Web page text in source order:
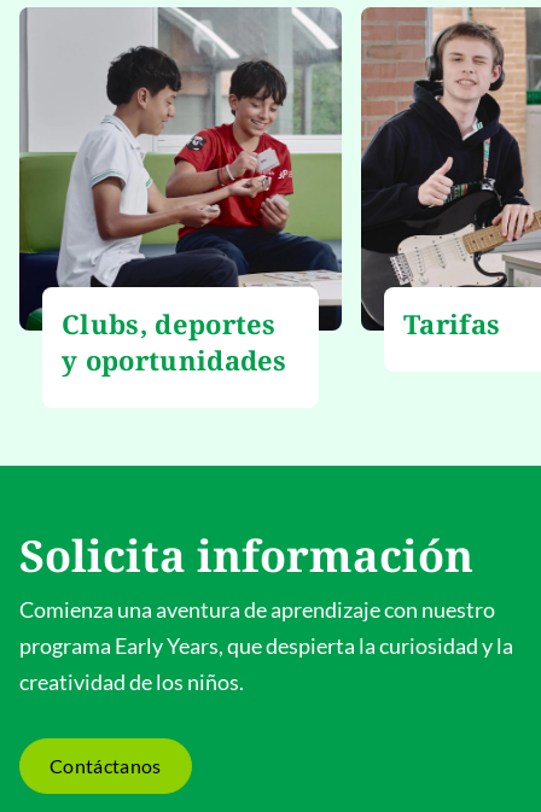
Clubs, deportes
y oportunidades
Tarifas
Solicita información
Comienza una aventura de aprendizaje con nuestro
programa Early Years, que despierta la curiosidad y la
creatividad de los niños.
Contáctanos